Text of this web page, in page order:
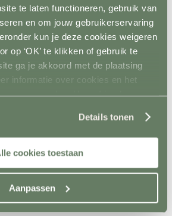
te laten functioneren, gebruik van
en om jouw gebruikerservaring
kun je deze cookies weigeren
op ‘OK’ te klikken of gebruik te
ga je akkoord met de plaatsing
informatie over cookies en het
door Horsefriend
Details tonen
cookies toestaan
Aanpassen
poorten
en watervaten
ventilatoren
ventilatoren